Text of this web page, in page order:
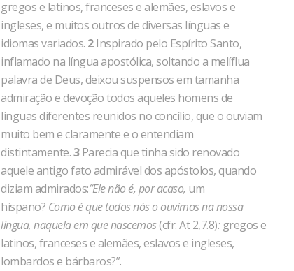
gregos e latinos, franceses e alemães, eslavos e
ingleses, e muitos outros de diversas línguas e
idiomas variados. 2Inspirado pelo Espírito Santo,
inflamado na língua apostólica, soltando a melíflua
palavra de Deus, deixou suspensos em tamanha
admiração e devoção todos aqueles homens de
línguas diferentes reunidos no concílio, que o ouviam
muito bem e claramente e o entendiam
distintamente.3Parecia que tinha sido renovado
aquele antigo fato admirável dos apóstolos, quando
diziam admirados:“Ele não é, por acaso, um
hispano? Como é que todos nós o ouvimos na nossa
língua, naquela em que nascemos(cfr. At 2,7.8): gregos e
latinos, franceses e alemães, eslavos e ingleses,
lombardos e bárbaros?”.